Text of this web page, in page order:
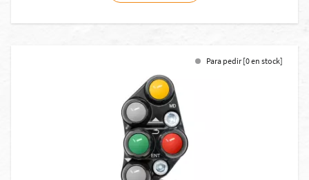
Para pedir [0 en stock]